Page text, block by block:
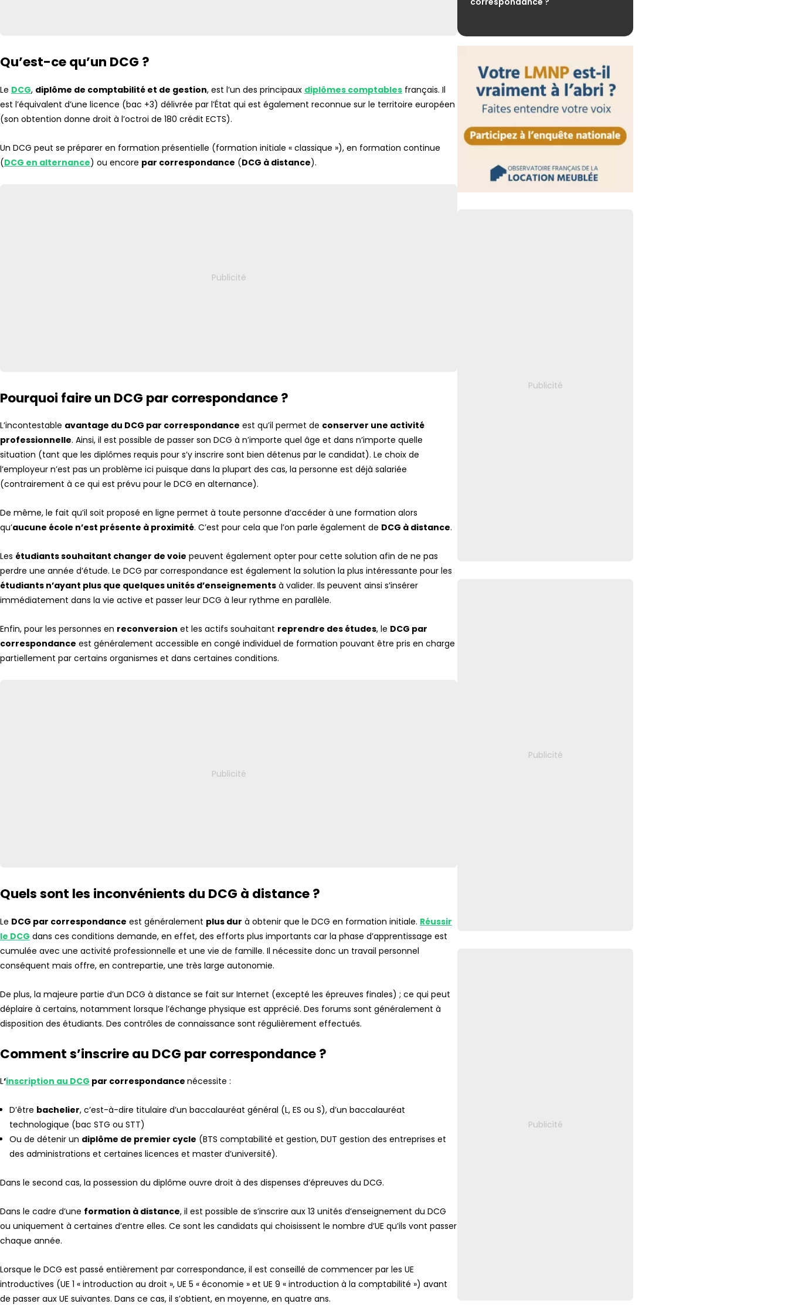
Qu’est-ce qu’un DCG ?
Le DCG, diplôme de comptabilité et de gestion, est l’un des principaux diplômes comptables français. Il
est l’équivalent d’une licence (bac +3) délivrée par l’État qui est également reconnue sur le territoire européen
(son obtention donne droit à l’octroi de 180 crédit ECTS).
Un DCG peut se préparer en formation présentielle (formation initiale « classique »), en formation continue
(DCG en alternance) ou encore par correspondance (DCG à distance).
Pourquoi faire un DCG par correspondance ?
L’incontestable avantage du DCG par correspondance est qu’il permet de conserver une activité
professionnelle. Ainsi, il est possible de passer son DCG à n’importe quel âge et dans n’importe quelle
situation (tant que les diplômes requis pour s’y inscrire sont bien détenus par le candidat). Le choix de
l’employeur n’est pas un problème ici puisque dans la plupart des cas, la personne est déjà salariée
(contrairement à ce qui est prévu pour le DCG en alternance).
De même, le fait qu’il soit proposé en ligne permet à toute personne d’accéder à une formation alors
qu’aucune école n’est présente à proximité. C’est pour cela que l’on parle également de DCG à distance.
Les étudiants souhaitant changer de voie peuvent également opter pour cette solution afin de ne pas
perdre une année d’étude. Le DCG par correspondance est également la solution la plus intéressante pour les
étudiants n’ayant plus que quelques unités d’enseignements à valider. Ils peuvent ainsi s’insérer
immédiatement dans la vie active et passer leur DCG à leur rythme en parallèle.
Enfin, pour les personnes en reconversion et les actifs souhaitant reprendre des études, le DCG par
correspondance est généralement accessible en congé individuel de formation pouvant être pris en charge
partiellement par certains organismes et dans certaines conditions.
Quels sont les inconvénients du DCG à distance ?
Le DCG par correspondance est généralement plus dur à obtenir que le DCG en formation initiale. Réussir
le DCG dans ces conditions demande, en effet, des efforts plus importants car la phase d’apprentissage est
cumulée avec une activité professionnelle et une vie de famille. Il nécessite donc un travail personnel
conséquent mais offre, en contrepartie, une très large autonomie.
De plus, la majeure partie d’un DCG à distance se fait sur Internet (excepté les épreuves finales) ; ce qui peut
déplaire à certains, notamment lorsque l’échange physique est apprécié. Des forums sont généralement à
disposition des étudiants. Des contrôles de connaissance sont régulièrement effectués.
Comment s’inscrire au DCG par correspondance ?
L‘inscription au DCG par correspondance nécessite :
D’être bachelier, c’est-à-dire titulaire d’un baccalauréat général (L, ES ou S), d’un baccalauréat
technologique (bac STG ou STT)
Ou de détenir un diplôme de premier cycle (BTS comptabilité et gestion, DUT gestion des entreprises et
des administrations et certaines licences et master d’université).
Dans le second cas, la possession du diplôme ouvre droit à des dispenses d’épreuves du DCG.
Dans le cadre d’une formation à distance, il est possible de s’inscrire aux 13 unités d’enseignement du DCG
ou uniquement à certaines d’entre elles. Ce sont les candidats qui choisissent le nombre d’UE qu’ils vont passer
chaque année.
Lorsque le DCG est passé entièrement par correspondance, il est conseillé de commencer par les UE
introductives (UE 1 « introduction au droit », UE 5 « économie » et UE 9 « introduction à la comptabilité ») avant
de passer aux UE suivantes. Dans ce cas, il s’obtient, en moyenne, en quatre ans.
FLASH
Facturation électronique : les plateformes
agréées sous haute surveillance